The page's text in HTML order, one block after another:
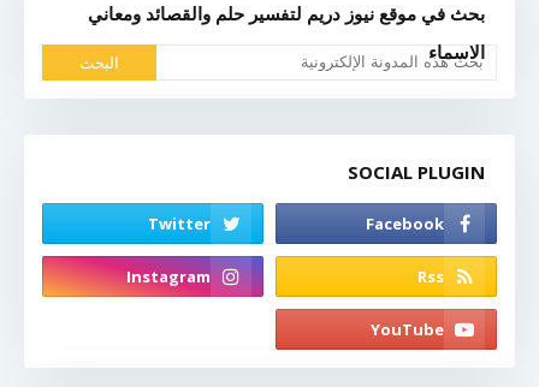
بحث في موقع نيوز دريم لتفسير حلم والقصائد ومعاني
الاسماء
SOCIAL PLUGIN